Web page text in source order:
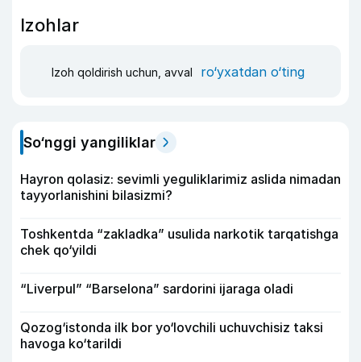
Izohlar
Izoh qoldirish uchun, avval ro‘yxatdan o‘ting
So‘nggi yangiliklar
Hayron qolasiz: sevimli yeguliklarimiz aslida nimadan
tayyorlanishini bilasizmi?
Toshkentda “zakladka” usulida narkotik tarqatishga
chek qo‘yildi
“Liverpul” “Barselona” sardorini ijaraga oladi
Qozog‘istonda ilk bor yo‘lovchili uchuvchisiz taksi
havoga ko‘tarildi